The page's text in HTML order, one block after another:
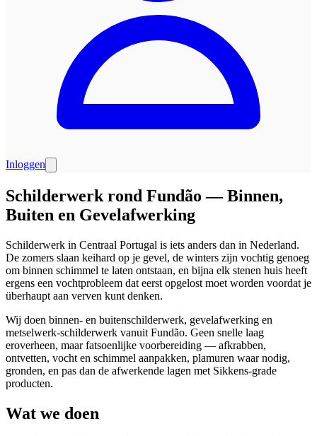
Inloggen
Schilderwerk rond Fundão — Binnen,
Buiten en Gevelafwerking
Schilderwerk in Centraal Portugal is iets anders dan in Nederland.
De zomers slaan keihard op je gevel, de winters zijn vochtig genoeg
om binnen schimmel te laten ontstaan, en bijna elk stenen huis heeft
ergens een vochtprobleem dat eerst opgelost moet worden voordat je
überhaupt aan verven kunt denken.
Wij doen binnen- en buitenschilderwerk, gevelafwerking en
metselwerk-schilderwerk vanuit Fundão. Geen snelle laag
eroverheen, maar fatsoenlijke voorbereiding — afkrabben,
ontvetten, vocht en schimmel aanpakken, plamuren waar nodig,
gronden, en pas dan de afwerkende lagen met Sikkens-grade
producten.
Wat we doen